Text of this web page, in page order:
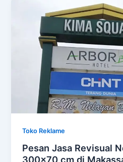
Toko Reklame
Pesan Jasa Revisual
300×70 cm di